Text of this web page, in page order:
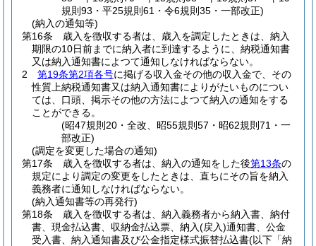
規則93・平25規則61・令6規則35・一部改正)
(納入の通知等)
第16条
歳入を徴収する者は、歳入を調定したときは、納入
期限の10日前までに納入者に到達するように、納税通知書
又は納入通知書によつて通知しなければならない。
2
第19条第2項各号に掲げる収入金その他の収入金で、その
性質上納税通知書又は納入通知書によりがたいものについ
ては、口頭、掲示その他の方法によつて納入の通知をする
ことができる。
(昭47規則20・全改、昭55規則57・昭62規則71・一
部改正)
(調定を変更した場合の通知)
第17条
歳入を徴収する者は、納入の通知をした後第13条の
規定により調定の変更をしたときは、直ちにその旨を納入
義務者に通知しなければならない。
(納入通知書等の再発行)
第18条
歳入を徴収する者は、納入義務者から納入書、納付
書、現金払込書、収納金払込票、納入(戻入)通知書、公金
受入書、納入通知書及び公金指定様式振替払込書(以下「納